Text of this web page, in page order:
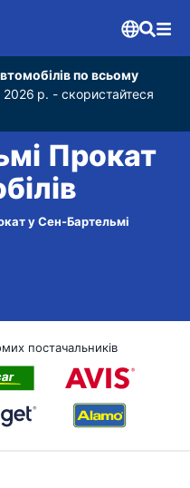
по всьому
2026 р. - скористайтеся
Прокат
у Сен-Бартельмі
постачальників